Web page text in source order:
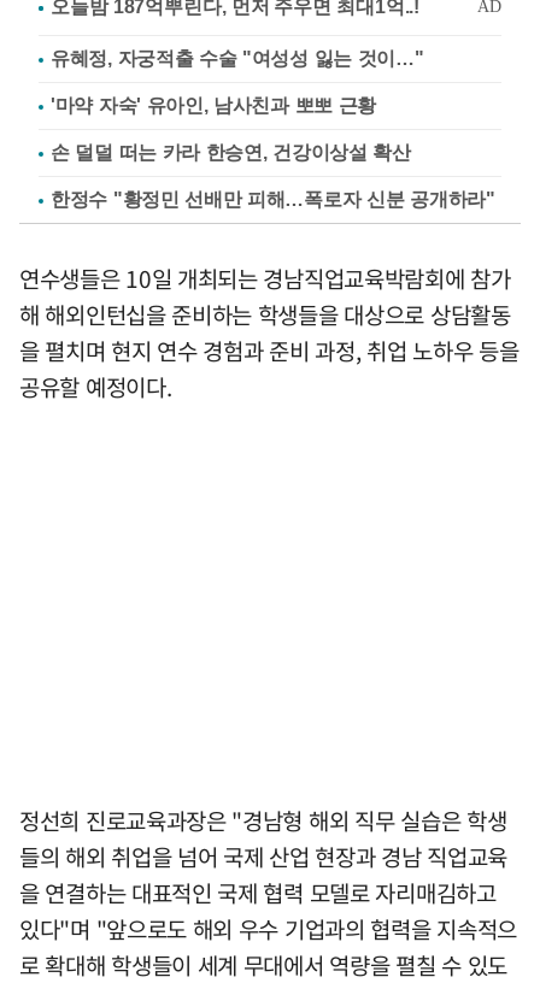
유혜정, 자궁적출 수술 "여성성 잃는 것이…"
'마약 자숙' 유아인, 남사친과 뽀뽀 근황
손 덜덜 떠는 카라 한승연, 건강이상설 확산
한정수 "황정민 선배만 피해…폭로자 신분 공개하라"
연수생들은 10일 개최되는 경남직업교육박람회에 참가
해 해외인턴십을 준비하는 학생들을 대상으로 상담활동
을 펼치며 현지 연수 경험과 준비 과정, 취업 노하우 등을
공유할 예정이다.
정선희 진로교육과장은 "경남형 해외 직무 실습은 학생
들의 해외 취업을 넘어 국제 산업 현장과 경남 직업교육
을 연결하는 대표적인 국제 협력 모델로 자리매김하고
있다"며 "앞으로도 해외 우수 기업과의 협력을 지속적으
로 확대해 학생들이 세계 무대에서 역량을 펼칠 수 있도